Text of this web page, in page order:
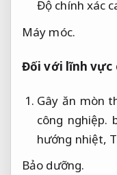
Độ chính xác
Máy móc.
Đối với lĩnh vực
Gây ăn mòn
công nghiệp.
hướng nhiệt,
Bảo dưỡng.